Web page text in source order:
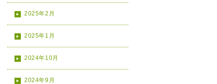
2025年2月
2025年1月
2024年10月
2024年9月